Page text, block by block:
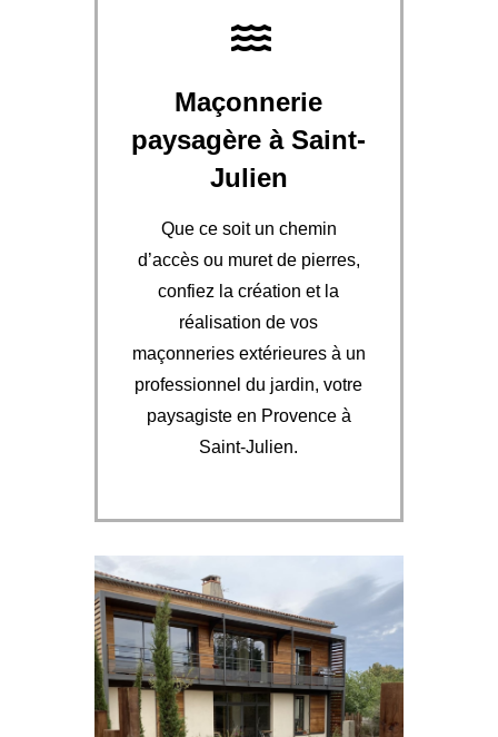
Maçonnerie
paysagère à Saint-
Julien
Que ce soit un chemin
d’accès ou muret de pierres,
confiez la création et la
réalisation de vos
maçonneries extérieures à un
professionnel du jardin, votre
paysagiste en Provence à
Saint-Julien.